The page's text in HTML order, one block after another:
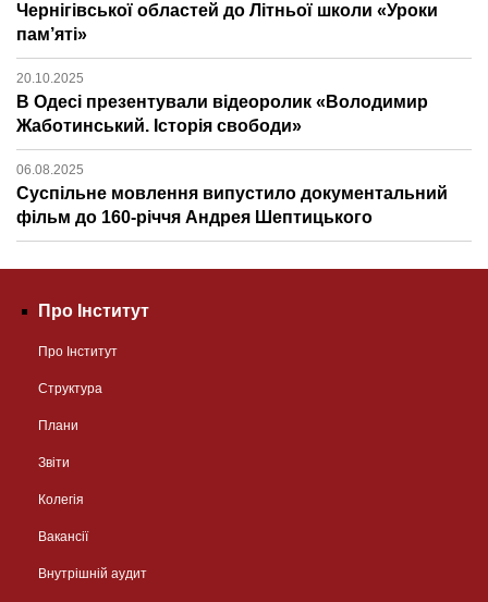
Чернігівської областей до Літньої школи «Уроки
пам’яті»
20.10.2025
В Одесі презентували відеоролик «Володимир
Жаботинський. Історія свободи»
06.08.2025
Суспільне мовлення випустило документальний
фільм до 160-річчя Андрея Шептицького
Про Інститут
Про Інститут
Структура
Плани
Звіти
Колегія
Вакансії
Внутрішній аудит